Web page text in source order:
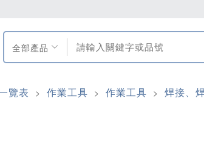
全部產品
覽表 > 作業工具 > 作業工具 > 焊接、